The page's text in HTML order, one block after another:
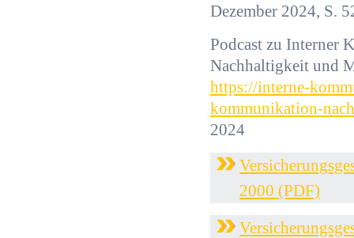
Dezember 2024, S.
Podcast zu Interner
Nachhaltigkeit und
https://interne-
kommunikation-
2024
2000 (PDF)